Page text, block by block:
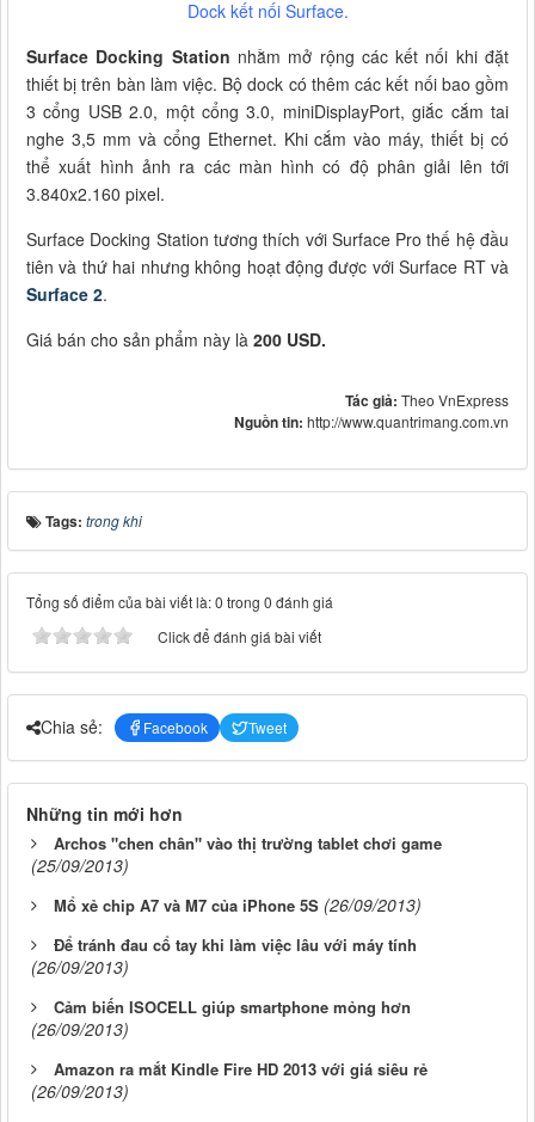
Dock kết nối Surface.
Surface Docking Station nhằm mở rộng các kết nối khi đặt
thiết bị trên bàn làm việc. Bộ dock có thêm các kết nối bao gồm
3 cổng USB 2.0, một cổng 3.0, miniDisplayPort, giắc cắm tai
nghe 3,5 mm và cổng Ethernet. Khi cắm vào máy, thiết bị có
thể xuất hình ảnh ra các màn hình có độ phân giải lên tới
3.840x2.160 pixel.
Surface Docking Station tương thích với Surface Pro thế hệ đầu
tiên và thứ hai nhưng không hoạt động được với Surface RT và
Surface 2.
Giá bán cho sản phẩm này là 200 USD.
Tác giả: Theo VnExpress
Nguồn tin: http://www.quantrimang.com.vn
Tags: trong khi
Tổng số điểm của bài viết là: 0 trong 0 đánh giá
Click để đánh giá bài viết
Chia sẻ: Facebook Tweet
Những tin mới hơn
Archos "chen chân" vào thị trường tablet chơi game
(25/09/2013)
Mổ xẻ chip A7 và M7 của iPhone 5S (26/09/2013)
Để tránh đau cổ tay khi làm việc lâu với máy tính
(26/09/2013)
Cảm biến ISOCELL giúp smartphone mỏng hơn
(26/09/2013)
Amazon ra mắt Kindle Fire HD 2013 với giá siêu rẻ
(26/09/2013)